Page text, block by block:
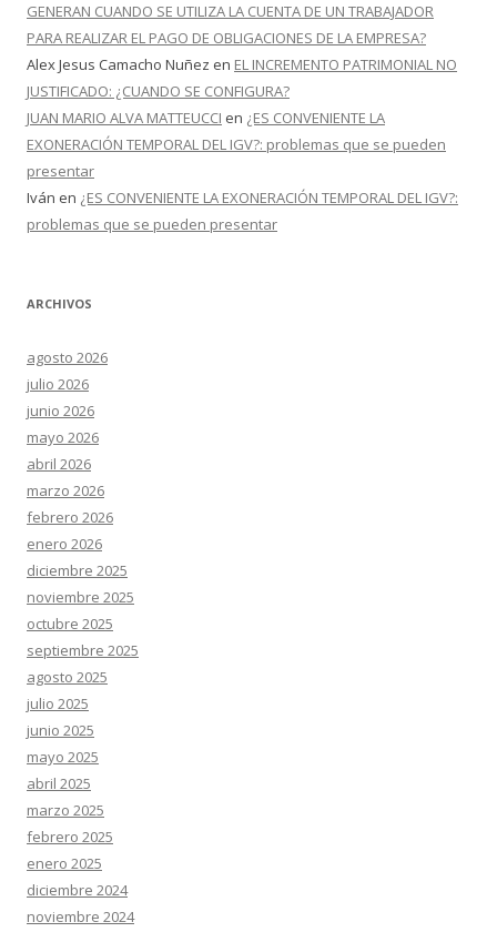
GENERAN CUANDO SE UTILIZA LA CUENTA DE UN TRABAJADOR
PARA REALIZAR EL PAGO DE OBLIGACIONES DE LA EMPRESA?
Alex Jesus Camacho Nuñez en EL INCREMENTO PATRIMONIAL NO
JUSTIFICADO: ¿CUANDO SE CONFIGURA?
JUAN MARIO ALVA MATTEUCCI en ¿ES CONVENIENTE LA
EXONERACIÓN TEMPORAL DEL IGV?: problemas que se pueden
presentar
Iván en ¿ES CONVENIENTE LA EXONERACIÓN TEMPORAL DEL IGV?:
problemas que se pueden presentar
ARCHIVOS
agosto 2026
julio 2026
junio 2026
mayo 2026
abril 2026
marzo 2026
febrero 2026
enero 2026
diciembre 2025
noviembre 2025
octubre 2025
septiembre 2025
agosto 2025
julio 2025
junio 2025
mayo 2025
abril 2025
marzo 2025
febrero 2025
enero 2025
diciembre 2024
noviembre 2024